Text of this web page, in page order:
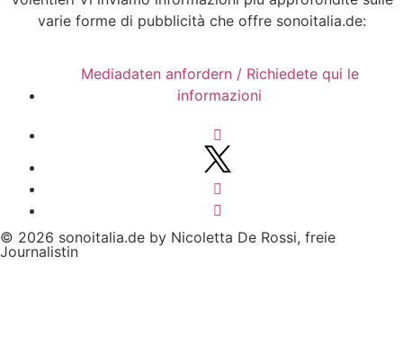
varie forme di pubblicità che offre sonoitalia.de:
Mediadaten anfordern / Richiedete qui le
informazioni
© 2026 sonoitalia.de by Nicoletta De Rossi, freie
Journalistin